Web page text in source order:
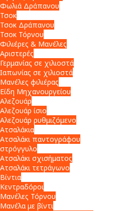
Φωλιά Δράπανου
Τσοκ
Τσοκ Δράπανου
Τσοκ Τόρνου
Φιλιέρες & Μανέλες
Αριστερές
Γερμανίας σε χιλιοστά
Ιαπωνίας σε χιλιοστά
Μανέλες φιλιέρας
Είδη Μηχανουργείου
Αλεζουάρ
Αλεζουάρ ίσιο
Αλεζουάρ ρυθμιζόμενο
Ατσαλάκια
Ατσαλάκι παντογράφου
στρόγγυλο
Ατσαλάκι σχισήματος
Ατσαλάκι τετράγωνο
Βίντια
Κεντραδόροι
Μανέλες Τόρνου
Μανέλα με βίντι